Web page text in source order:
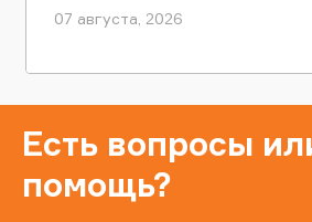
07 августа, 2026
Есть вопросы
помощь?